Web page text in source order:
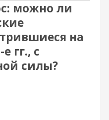
можно ли
на
гг., с
силы?